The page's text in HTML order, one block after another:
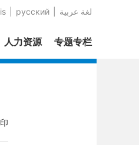
русский عربية‎ لغة
人力资源 专题专栏